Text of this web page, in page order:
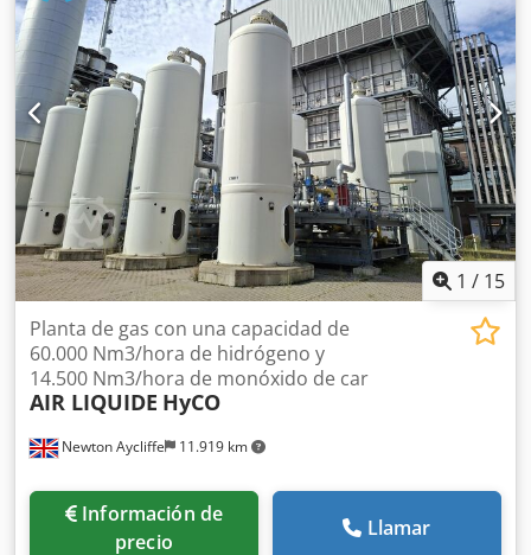
1 / 15
Newton Aycliffe 11.919 km
Planta de gas con una capacidad de
60.000 Nm3/hora de hidrógeno y
14.500 Nm3/hora de monóxido de car
AIR LIQUIDE HyCO
Información de
precio
Llamar